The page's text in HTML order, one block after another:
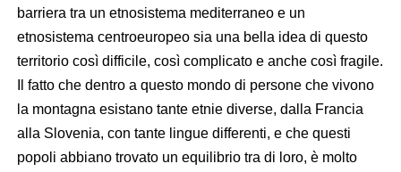
barriera tra un etnosistema mediterraneo e un
etnosistema centroeuropeo sia una bella idea di questo
territorio così difficile, così complicato e anche così fragile.
Il fatto che dentro a questo mondo di persone che vivono
la montagna esistano tante etnie diverse, dalla Francia
alla Slovenia, con tante lingue differenti, e che questi
popoli abbiano trovato un equilibrio tra di loro, è molto